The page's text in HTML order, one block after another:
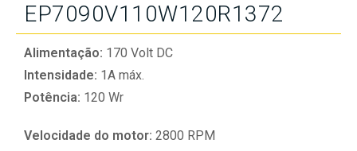
EP7090V110W120R1372
Alimentação: 170 Volt DC
Intensidade: 1A máx.
Potência: 120 Wr
Velocidade do motor: 2800 RPM